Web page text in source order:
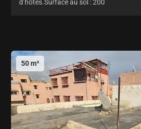
d’hôtes.Surface au sol : 200
50 m²